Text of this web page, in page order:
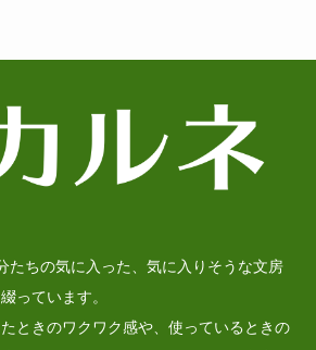
たちの気に入った、気に入りそうな文房
っています。
ときのワクワク感や、使っているときの